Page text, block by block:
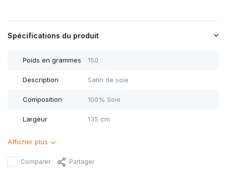
Spécifications du produit
Poids en grammes 150
Description Satin de soie
Composition 100% Soie
Largeur 135 cm
Afficher plus
Comparer Partager